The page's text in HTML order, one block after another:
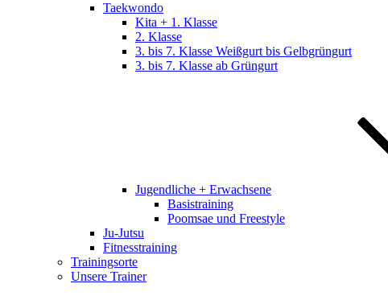
Taekwondo
Kita + 1. Klasse
2. Klasse
3. bis 7. Klasse Weißgurt bis Gelbgrüngurt
3. bis 7. Klasse ab Grüngurt
Jugendliche + Erwachsene
Basistraining
Poomsae und Freestyle
Ju-Jutsu
Fitnesstraining
Trainingsorte
Unsere Trainer